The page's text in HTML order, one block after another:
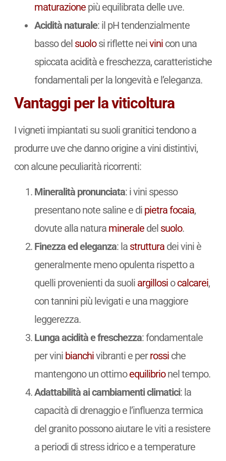
maturazionepiù equilibrata delle uve.
Acidità naturale: il pH tendenzialmente
basso del suolosi riflette neivinicon una
spiccata acidità e freschezza, caratteristiche
fondamentali per la longevità e l’eleganza.
Vantaggi per la viticoltura
I vigneti impiantati su suoli granitici tendono a
produrre uve che danno origine a vini distintivi,
con alcune peculiarità ricorrenti:
Mineralità pronunciata: i vini spesso
presentano note saline e di pietra focaia,
dovute alla natura mineraledel suolo.
Finezza ed eleganza: la strutturadei vini è
generalmente meno opulenta rispetto a
quelli provenienti da suoli argillosiocalcarei,
con tannini più levigati e una maggiore
leggerezza.
Lunga acidità e freschezza: fondamentale
per vini bianchivibranti e perrossiche
mantengono un ottimoequilibrionel tempo.
Adattabilità ai cambiamenti climatici: la
capacità di drenaggio e l’influenza termica
del granito possono aiutare le viti a resistere
a periodi di stress idrico e a temperature